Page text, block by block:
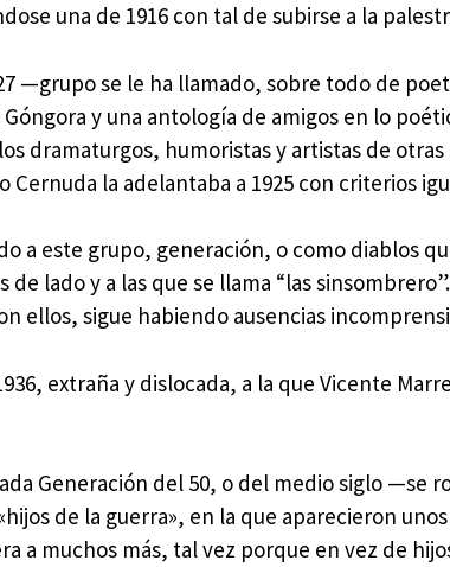
una de 1916 con tal de subirse a la
—grupo se le ha llamado, sobre todo de
y una antología de amigos en lo
dramaturgos, humoristas y artistas de
Cernuda la adelantaba a 1925 con criterios
a este grupo, generación, o como diablos
lado y a las que se llama “las
ellos, sigue habiendo ausencias
extraña y dislocada, a la que Vicente
Generación del 50, o del medio siglo —se
de la guerra», en la que aparecieron
a muchos más, tal vez porque en vez de